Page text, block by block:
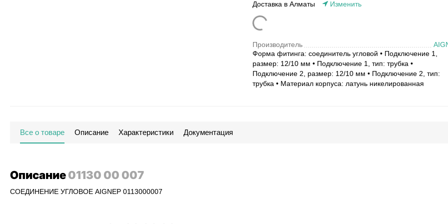
Доставка в Алматы Изменить
Производитель
Форма фитинга: соединитель угловой • Подключение 1,
размер: 12/10 мм • Подключение 1, тип: трубка •
Подключение 2, размер: 12/10 мм • Подключение 2, тип:
трубка • Материал корпуса: латунь никелированная
Все о товаре Описание Характеристики Документация
Описание01130 00 007
СОЕДИНЕНИЕ УГЛОВОЕ AIGNEP 0113000007